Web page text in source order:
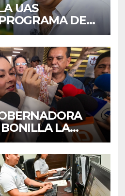
UAS
DE
Y
EN SUS
ANTE EL INICIO
2026-
LA
DEL
AL
PARA APOYAR
FAMILIAR EN